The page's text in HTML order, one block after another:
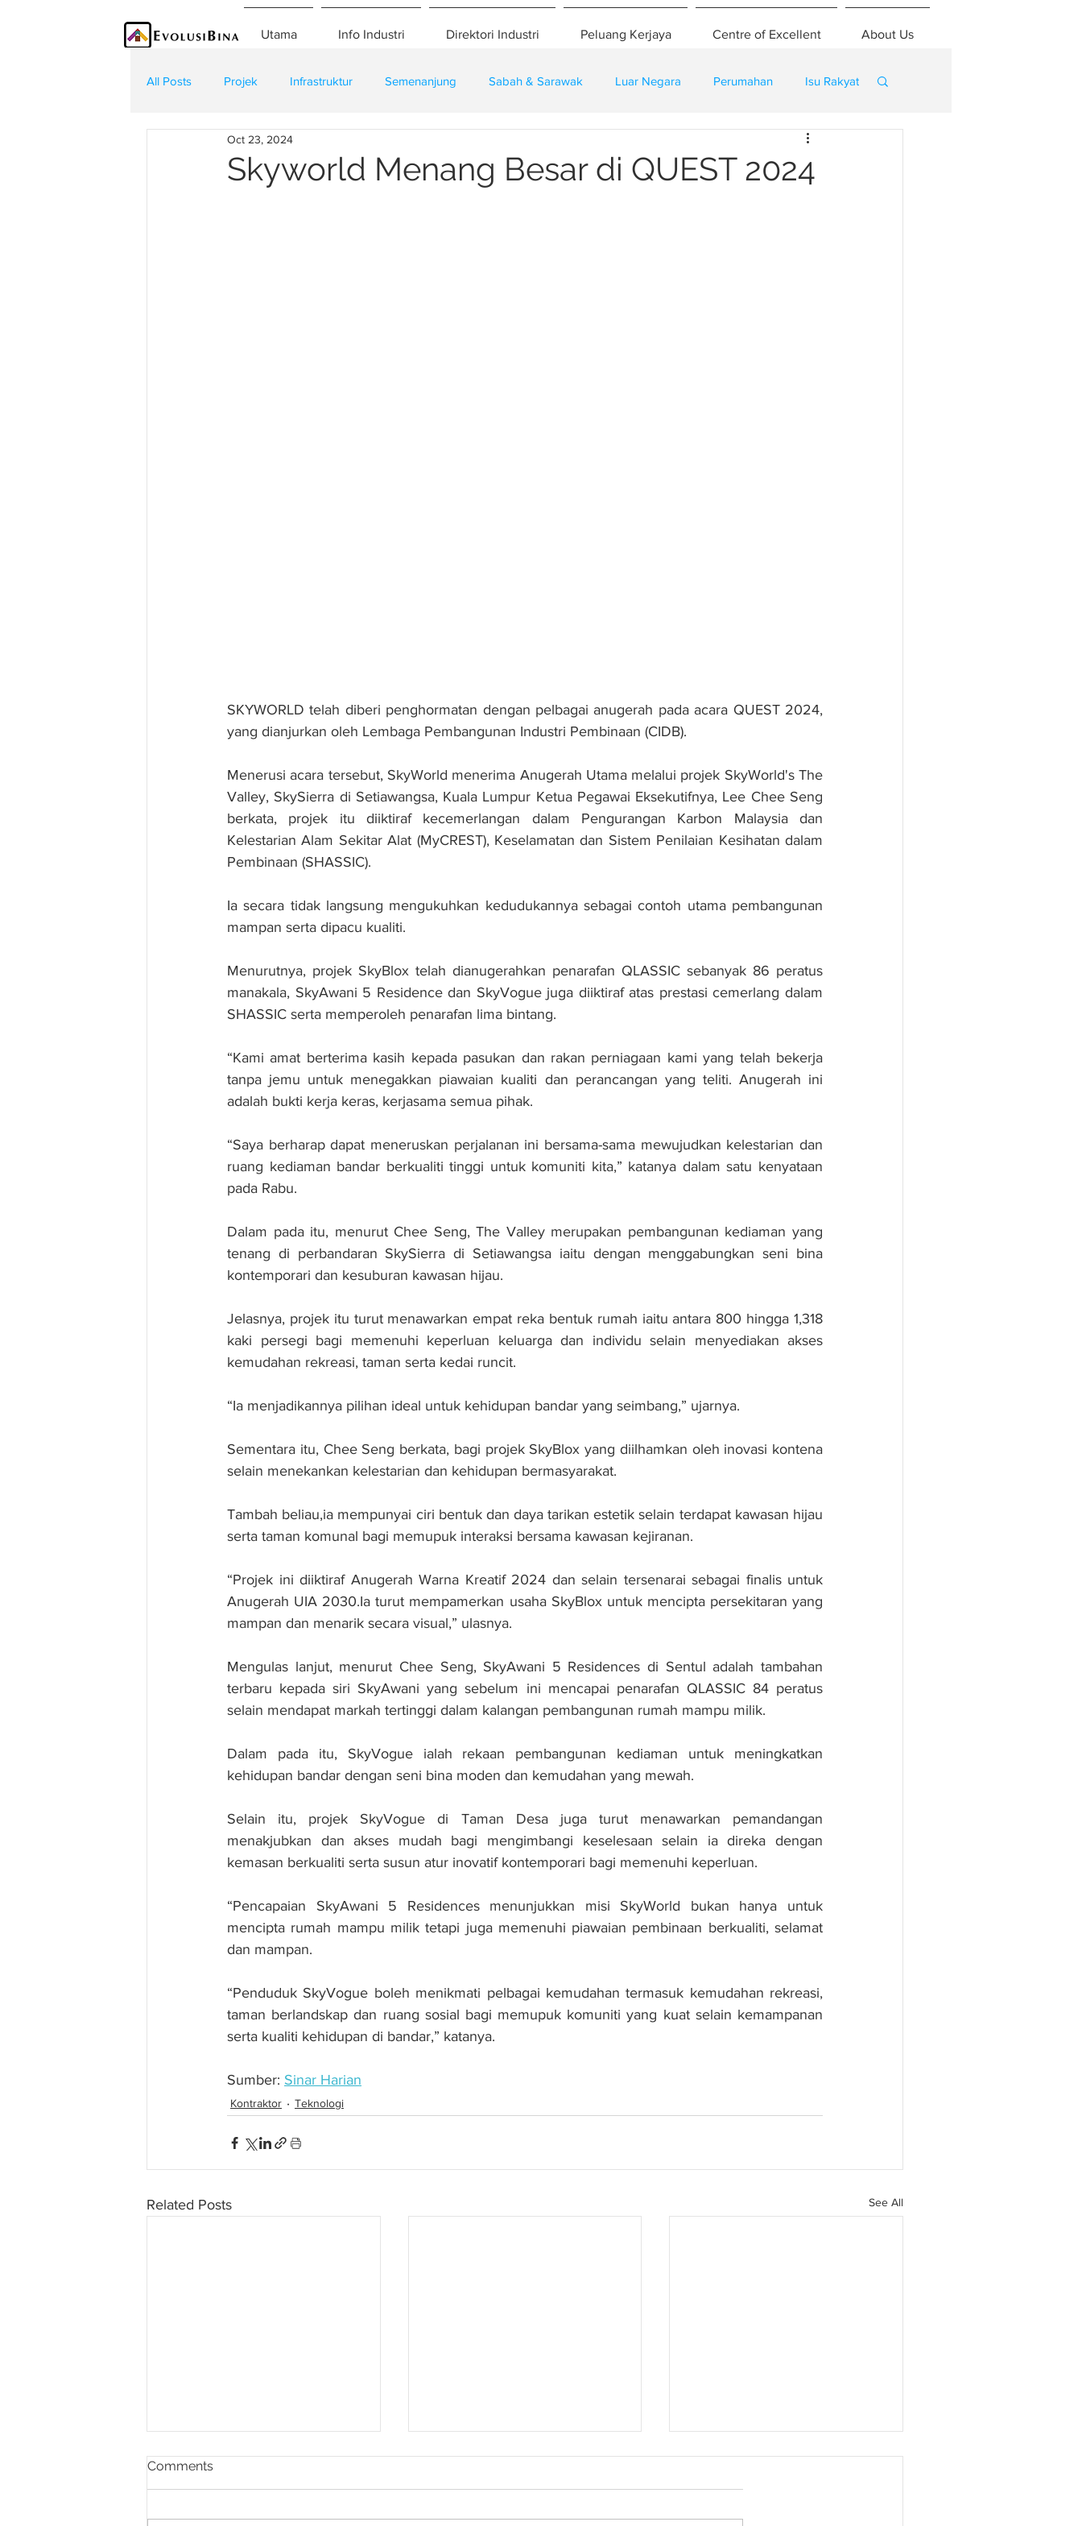
Utama Info Industri Direktori Industri Peluang Kerjaya Centre of Excellent About Us
All Posts Projek Infrastruktur Semenanjung Sabah & Sarawak Luar Negara Perumahan Isu Rakyat
Teknologi Kontraktor
Skyworld Menang Besar di QUEST 2024
Oct 23, 2024
SKYWORLD telah diberi penghormatan dengan pelbagai anugerah pada acara QUEST 2024,
yang dianjurkan oleh Lembaga Pembangunan Industri Pembinaan (CIDB).
Menerusi acara tersebut, SkyWorld menerima Anugerah Utama melalui projek SkyWorld's The
Valley, SkySierra di Setiawangsa, Kuala Lumpur Ketua Pegawai Eksekutifnya, Lee Chee Seng
berkata, projek itu diiktiraf kecemerlangan dalam Pengurangan Karbon Malaysia dan
Kelestarian Alam Sekitar Alat (MyCREST), Keselamatan dan Sistem Penilaian Kesihatan dalam
Pembinaan (SHASSIC).
Ia secara tidak langsung mengukuhkan kedudukannya sebagai contoh utama pembangunan
mampan serta dipacu kualiti.
Menurutnya, projek SkyBlox telah dianugerahkan penarafan QLASSIC sebanyak 86 peratus
manakala, SkyAwani 5 Residence dan SkyVogue juga diiktiraf atas prestasi cemerlang dalam
SHASSIC serta memperoleh penarafan lima bintang.
“Kami amat berterima kasih kepada pasukan dan rakan perniagaan kami yang telah bekerja
tanpa jemu untuk menegakkan piawaian kualiti dan perancangan yang teliti. Anugerah ini
adalah bukti kerja keras, kerjasama semua pihak.
“Saya berharap dapat meneruskan perjalanan ini bersama-sama mewujudkan kelestarian dan
ruang kediaman bandar berkualiti tinggi untuk komuniti kita,” katanya dalam satu kenyataan
pada Rabu.
Dalam pada itu, menurut Chee Seng, The Valley merupakan pembangunan kediaman yang
tenang di perbandaran SkySierra di Setiawangsa iaitu dengan menggabungkan seni bina
kontemporari dan kesuburan kawasan hijau.
Jelasnya, projek itu turut menawarkan empat reka bentuk rumah iaitu antara 800 hingga 1,318
kaki persegi bagi memenuhi keperluan keluarga dan individu selain menyediakan akses
kemudahan rekreasi, taman serta kedai runcit.
“Ia menjadikannya pilihan ideal untuk kehidupan bandar yang seimbang,” ujarnya.
Sementara itu, Chee Seng berkata, bagi projek SkyBlox yang diilhamkan oleh inovasi kontena
selain menekankan kelestarian dan kehidupan bermasyarakat.
Tambah beliau,ia mempunyai ciri bentuk dan daya tarikan estetik selain terdapat kawasan hijau
serta taman komunal bagi memupuk interaksi bersama kawasan kejiranan.
“Projek ini diiktiraf Anugerah Warna Kreatif 2024 dan selain tersenarai sebagai finalis untuk
Anugerah UIA 2030.Ia turut mempamerkan usaha SkyBlox untuk mencipta persekitaran yang
mampan dan menarik secara visual,” ulasnya.
Mengulas lanjut, menurut Chee Seng, SkyAwani 5 Residences di Sentul adalah tambahan
terbaru kepada siri SkyAwani yang sebelum ini mencapai penarafan QLASSIC 84 peratus
selain mendapat markah tertinggi dalam kalangan pembangunan rumah mampu milik.
Dalam pada itu, SkyVogue ialah rekaan pembangunan kediaman untuk meningkatkan
kehidupan bandar dengan seni bina moden dan kemudahan yang mewah.
Selain itu, projek SkyVogue di Taman Desa juga turut menawarkan pemandangan
menakjubkan dan akses mudah bagi mengimbangi keselesaan selain ia direka dengan
kemasan berkualiti serta susun atur inovatif kontemporari bagi memenuhi keperluan.
“Pencapaian SkyAwani 5 Residences menunjukkan misi SkyWorld bukan hanya untuk
mencipta rumah mampu milik tetapi juga memenuhi piawaian pembinaan berkualiti, selamat
dan mampan.
“Penduduk SkyVogue boleh menikmati pelbagai kemudahan termasuk kemudahan rekreasi,
taman berlandskap dan ruang sosial bagi memupuk komuniti yang kuat selain kemampanan
serta kualiti kehidupan di bandar,” katanya.
Sumber: Sinar Harian
Kontraktor Teknologi
Related Posts See All
Comments